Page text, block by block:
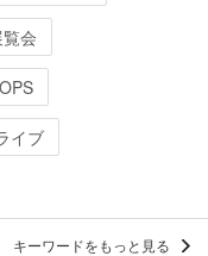
会
イブ
キーワードをもっと見る